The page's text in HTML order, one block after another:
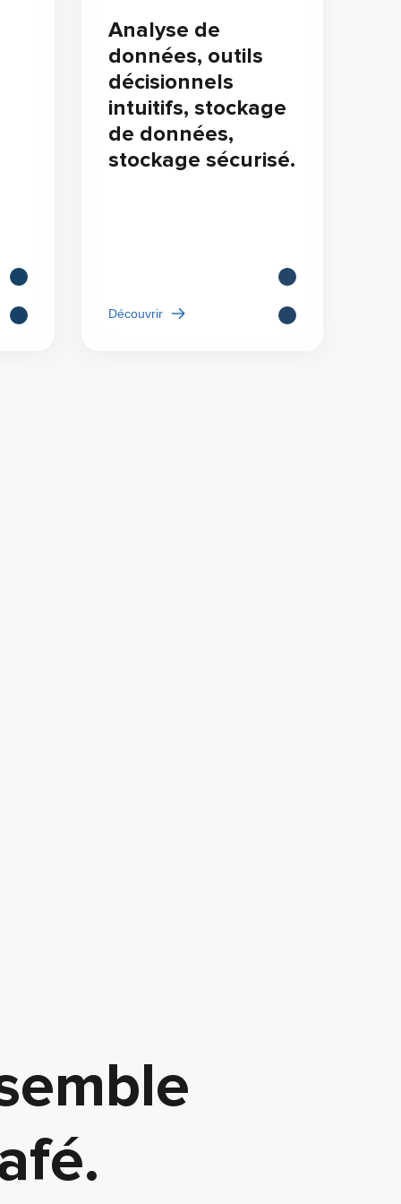
Analyse de
données, outils
décisionnels
intuitifs, stockage
de données,
stockage sécurisé.
Découvrir